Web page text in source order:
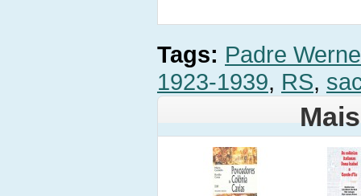
Tags: Padre
1923-1939, RS,